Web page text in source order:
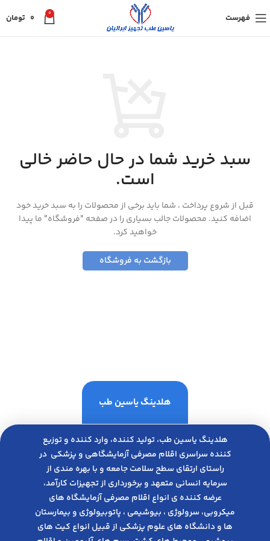
فهرست 0
0 تومان
سبد خرید شما در حال حاضر خالی
است.
قبل از شروع پرداخت ، شما باید برخی از محصولات را به سبد خرید خود
اضافه کنید. محصولات جالب بسیاری را در صفحه "فروشگاه" ما پیدا
خواهید کرد.
بازگشت به فروشگاه
هلدینگ یاسین طب
هلدینگ یاسین طب، تولید کننده، وارد کننده و توزیع
کننده سراسری اقلام مصرفی آزمایشگاهی و پزشکی در
راﺳﺘﺎی ارﺗﻘﺎی ﺳﻄﺢ ﺳﻼﻣﺖ ﺟﺎﻣﻌﻪ و ﺑﺎ ﺑﻬﺮه ﻣﻨﺪی از
ﺳﺮﻣﺎﯾﻪ انسانی متعهد و ﺑﺮﺧﻮرداری از ﺗﺠﻬﯿﺰات ﮐﺎرآﻣﺪ،
عرضه کننده ی انواع اﻗﻼم مصرفی آزﻣﺎﯾﺸﮕﺎه های
میکروبی، ﺳﺮوﻟﻮژی ، ﺑﯿﻮﺷﯿﻤﯽ ، پاتوبیولوژی و بیمارستان
ها و دانشگاه های علوم پزشکی از قبیل انواع کیت های